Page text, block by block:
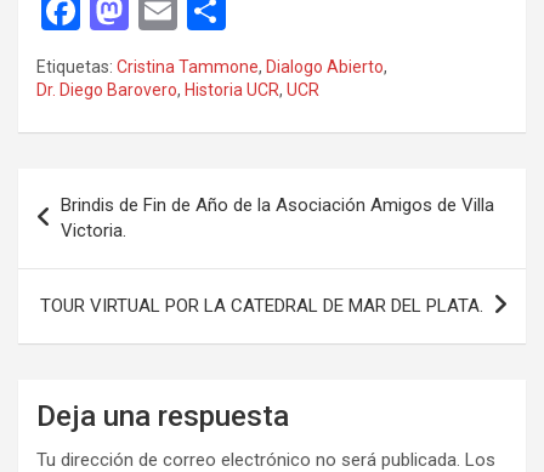
F
a
ce
b
o
k
M
a
st
o
o
E
m
ail m
p
tir
Etiquetas: Cristina Tammone, Dialogo Abierto,
Dr. Diego Barovero, Historia UCR, UCR
de
entradas
Brindis de Fin de Año de la Asociación Amigos de Villa
Victoria.
TOUR VIRTUAL POR LA CATEDRAL DE MAR DEL PLATA.
Deja una respuesta
Tu dirección de correo electrónico no será publicada. Los